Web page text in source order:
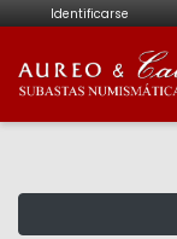
Identificarse